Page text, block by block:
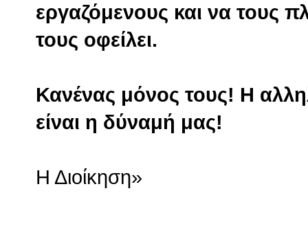
εργαζόμενους και να τους
τους οφείλει.
Κανένας μόνος τους! Η
είναι η δύναμή μας!
Η Διοίκηση»